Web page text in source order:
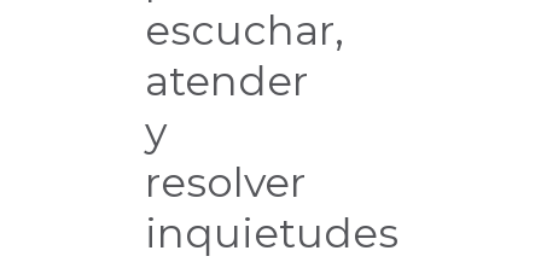
escuchar,
atender
y
resolver
inquietudes